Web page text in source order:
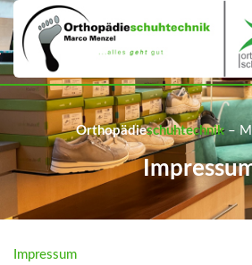
­Orthopädieschuhtechnik–
Impressum